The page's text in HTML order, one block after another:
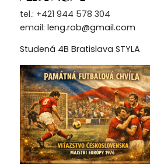
tel.: +421 944 578 304
email: leng.rob@gmail.com
Studená 4B Bratislava STYLA